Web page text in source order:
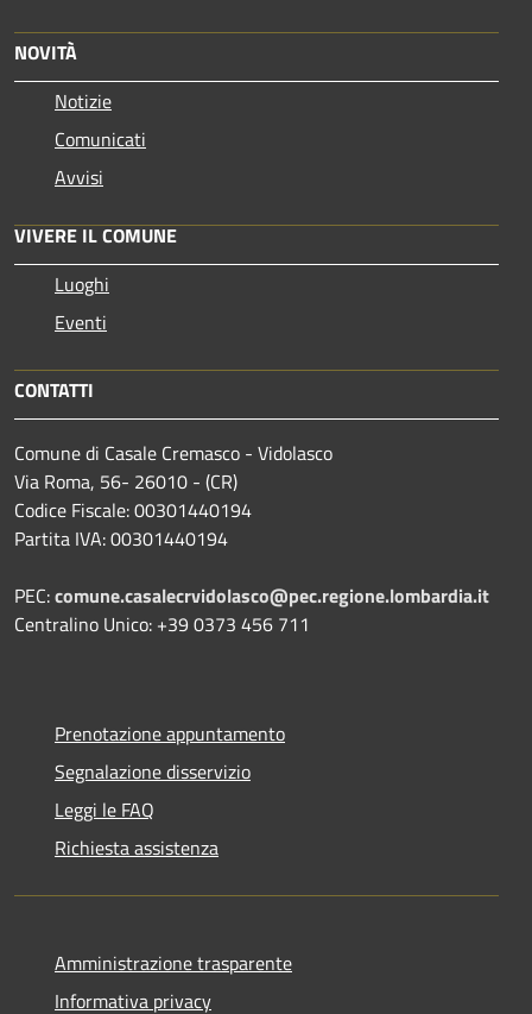
NOVITÀ
Notizie
Comunicati
Avvisi
VIVERE IL COMUNE
Luoghi
Eventi
CONTATTI
Comune di Casale Cremasco - Vidolasco
Via Roma, 56- 26010 - (CR)
Codice Fiscale: 00301440194
Partita IVA: 00301440194
PEC:comune.casalecrvidolasco@pec.regione.lombardia.it
Centralino Unico: +39 0373 456 711
Prenotazione appuntamento
Segnalazione disservizio
Leggi le FAQ
Richiesta assistenza
Amministrazione trasparente
Informativa privacy